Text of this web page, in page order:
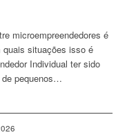
microempreendedores é
situações isso é
Individual ter sido
de pequenos…